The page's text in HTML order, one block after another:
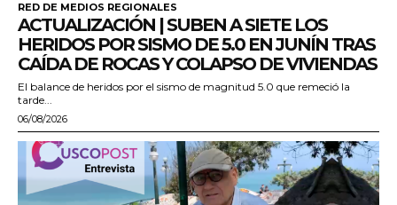
RED DE MEDIOS REGIONALES
ACTUALIZACIÓN | SUBEN A SIETE LOS
HERIDOS POR SISMO DE 5.0 EN JUNÍN TRAS
CAÍDA DE ROCAS Y COLAPSO DE VIVIENDAS
El balance de heridos por el sismo de magnitud 5.0 que remeció la
tarde...
06/08/2026